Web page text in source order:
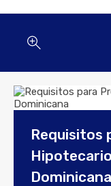
Requisitos
Dominicana